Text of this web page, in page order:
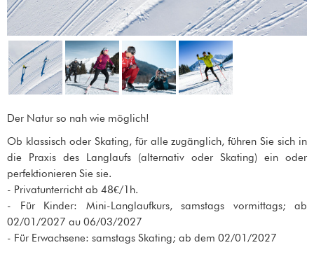
Der Natur so nah wie möglich!
Ob klassisch oder Skating, für alle zugänglich, führen Sie sich in
die Praxis des Langlaufs (alternativ oder Skating) ein oder
perfektionieren Sie sie.
- Privatunterricht ab 48€/1h.
- Für Kinder: Mini-Langlaufkurs, samstags vormittags; ab
02/01/2027 au 06/03/2027
- Für Erwachsene: samstags Skating; ab dem 02/01/2027